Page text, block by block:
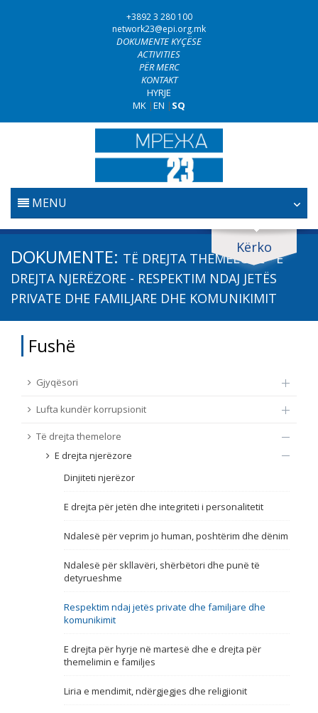
+3892 3 280 100
network23@epi.org.mk
DOKUMENTE KYÇËSE
ACTIVITIES
PËR MERC
KONTAKT
HYRJE
MK |EN | SQ
MENU
FILLESTARE
LUFTA KUNDËR KORRUPSIONIT
TË DREJTA THEMELORE
ПРИСТАПНИ ПРЕГОВОРИ
Kërko
Kërko dokumente
Kërko
Burim
Tip
Nga rrjeti 23
Data e shpalljes
Emër, përshkrim ose fjalen
DOKUMENTE: TË DREJTA THEMELORE - E
DREJTA NJERËZORE - RESPEKTIM NDAJ JETËS
PRIVATE DHE FAMILJARE DHE KOMUNIKIMIT
Fushë
Gjyqësori
Lufta kundër korrupsionit
Të drejta themelore
E drejta njerëzore
Dinjiteti njerëzor
E drejta për jetën dhe integriteti i personalitetit
Ndalesë për veprim jo human, poshtërim dhe dënim
Ndalesë për skllavëri, shërbëtori dhe punë të
detyrueshme
Respektim ndaj jetës private dhe familjare dhe
komunikimit
E drejta për hyrje në martesë dhe e drejta për
themelimin e familjes
Liria e mendimit, ndërgjegjes dhe religjionit